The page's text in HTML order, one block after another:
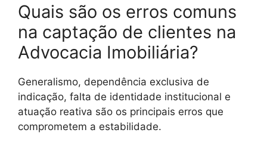
Quais são os erros comuns
na captação de clientes na
Advocacia Imobiliária?
Generalismo, dependência exclusiva de
indicação, falta de identidade institucional e
atuação reativa são os principais erros que
comprometem a estabilidade.